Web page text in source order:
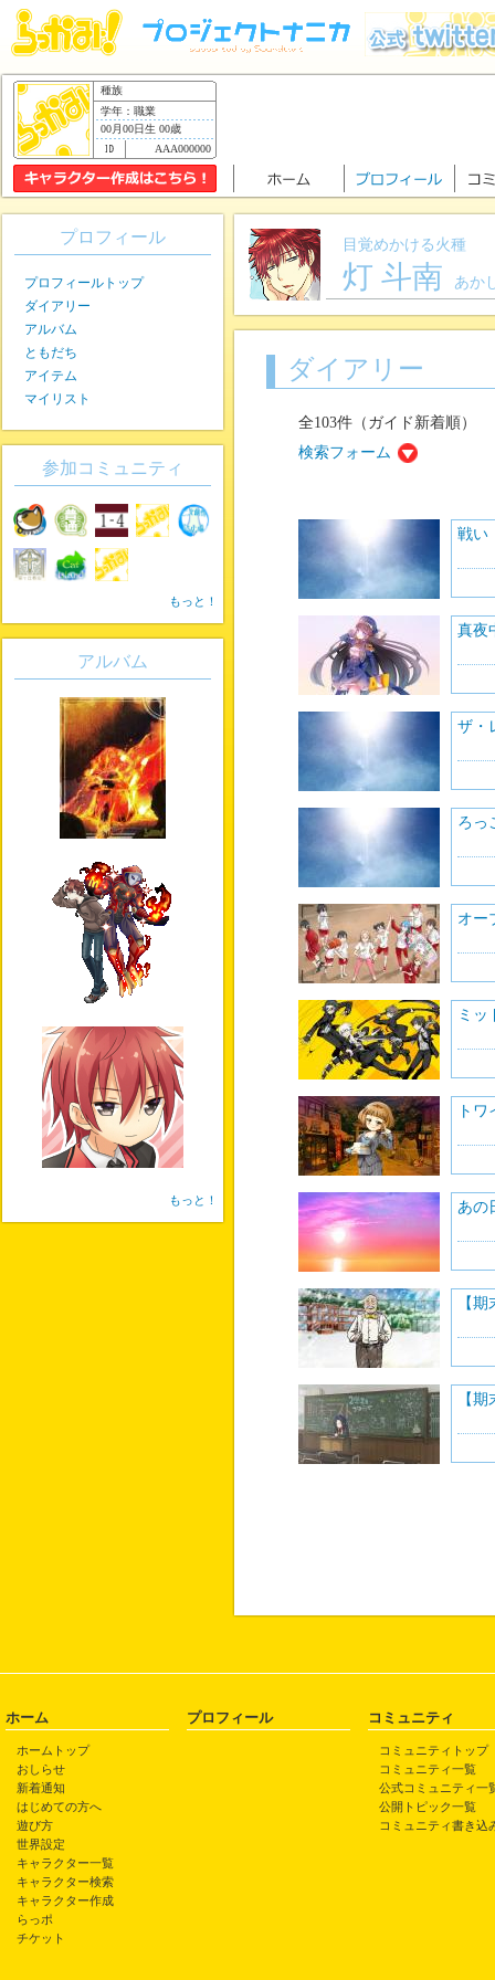
種族
学年：職業
00月00日生 00歳
AAA000000
目覚めかける火種
灯 斗南 あか
ダイアリー
全103件（ガイド新着順）
検索フォーム
戦い
真夜
ザ・
ろっ
オー
ミ
ト
あの
【
【
プロフィール
プロフィールトップ
ダイアリー
アルバム
ともだち
アイテム
マイリスト
参加コミュニティ
もっと！
アルバム
もっと！
ホーム
ホームトップ
おしらせ
新着通知
はじめての方へ
遊び方
世界設定
キャラクター一覧
キャラクター検索
キャラクター作成
らっポ
チケット
プロフィール コミュニティ
コミュニティトップ
コミュニティ一覧
公式コミュニティ一
公開トピック一覧
コミュニティ書き込